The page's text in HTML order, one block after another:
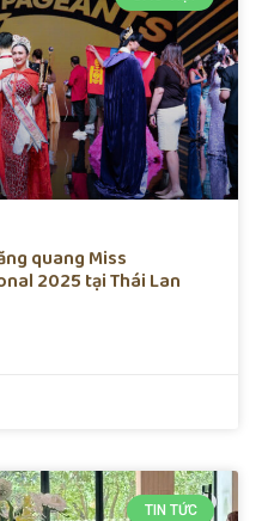
quang Miss
2025 tại Thái Lan
TIN TỨC